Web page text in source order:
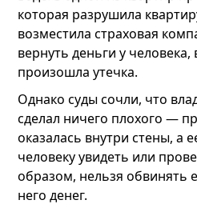
которая разрушила
возместила страховая
вернуть деньги у
произошла утечка.
Однако суды сочли, что
сделал ничего плохого —
оказалась внутри стены, а
человеку увидеть или
образом, нельзя обвинять
него денег.